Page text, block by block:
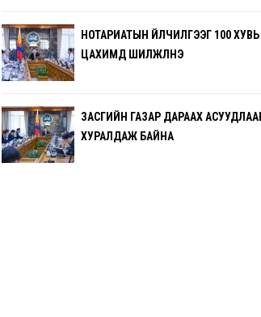
НОТАРИАТЫН ҮЙЛЧИЛГЭЭГ 100 ХУВЬ
ЦАХИМД ШИЛЖҮҮЛНЭ
ЗАСГИЙН ГАЗАР ДАРААХ
ХУРАЛДАЖ БАЙНА